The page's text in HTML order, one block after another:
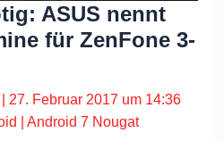
ASUS nennt
für ZenFone 3-
27. Februar 2017 um 14:36
|Android 7 Nougat